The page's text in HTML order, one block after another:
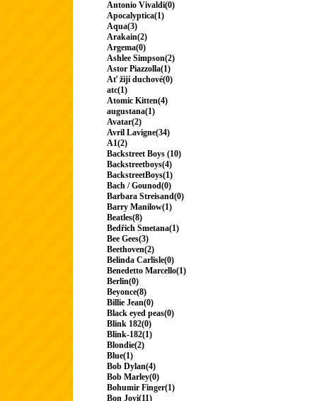
Antonio Vivaldi(0)
Apocalyptica(1)
Aqua(3)
Arakain(2)
Argema(0)
Ashlee Simpson(2)
Astor Piazzolla(1)
Ať žijí duchové(0)
atc(1)
Atomic Kitten(4)
augustana(1)
Avatar(2)
Avril Lavigne(34)
A1(2)
Backstreet Boys (10)
Backstreetboys(4)
BackstreetBoys(1)
Bach / Gounod(0)
Barbara Streisand(0)
Barry Manilow(1)
Beatles(8)
Bedřich Smetana(1)
Bee Gees(3)
Beethoven(2)
Belinda Carlisle(0)
Benedetto Marcello(1)
Berlin(0)
Beyonce(8)
Billie Jean(0)
Black eyed peas(0)
Blink 182(0)
Blink-182(1)
Blondie(2)
Blue(1)
Bob Dylan(4)
Bob Marley(0)
Bohumir Finger(1)
Bon Jovi(11)